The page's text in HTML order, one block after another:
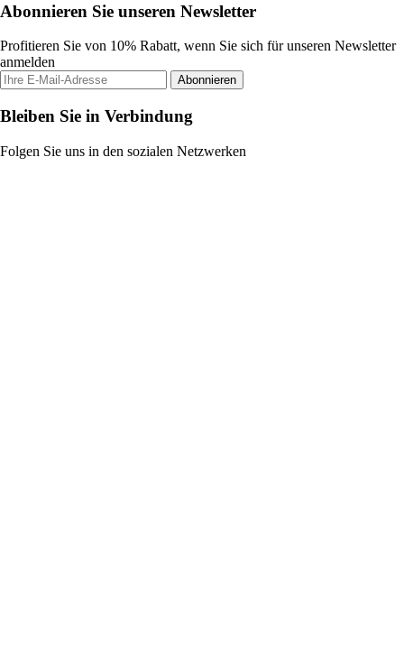
Abonnieren Sie unseren Newsletter
Profitieren Sie von 10% Rabatt, wenn Sie sich für unseren Newsletter
anmelden
Abonnieren
Bleiben Sie in Verbindung
Folgen Sie uns in den sozialen Netzwerken